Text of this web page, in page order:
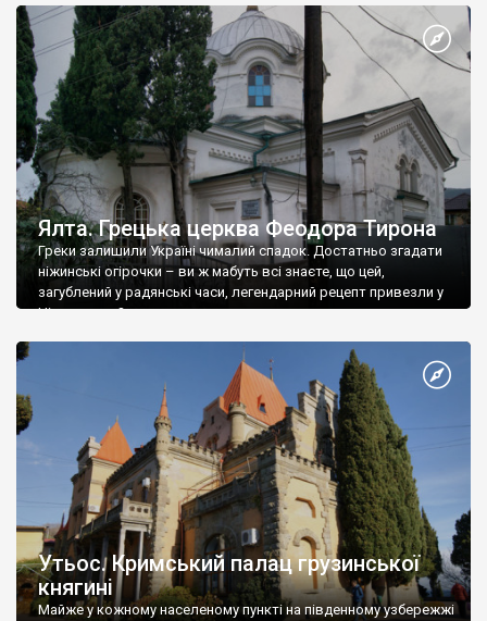
Ялта. Грецька церква Феодора Тирона
Греки залишили Україні чималий спадок. Достатньо згадати
ніжинські огірочки – ви ж мабуть всі знаєте, що цей,
загублений у радянські часи, легендарний рецепт привезли у
Ніжин греки?
Утьос. Кримський палац грузинської
княгині
Майже у кожному населеному пункті на південному узбережжі